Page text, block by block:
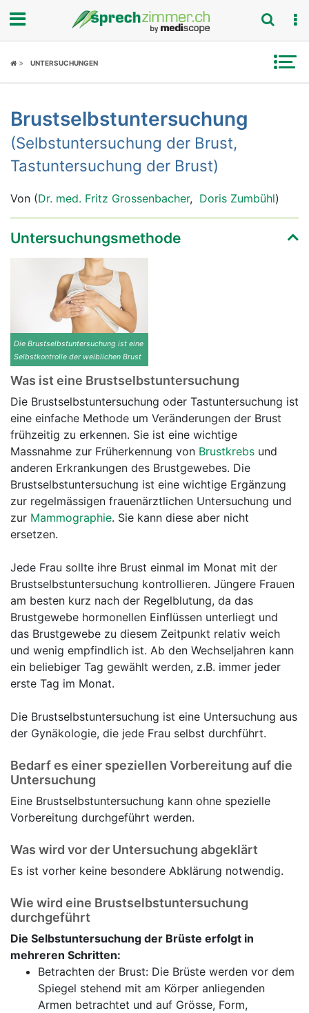
Fokus
Symptome
Untersuchungen
News
Ratgeber
Rubriken
UNTERSUCHUNGEN
Brustselbstuntersuchung
(Selbstuntersuchung der Brust,
Tastuntersuchung der Brust)
Von (Dr. med. Fritz Grossenbacher, Doris Zumbühl)
Untersuchungsmethode
Die Brustselbstuntersuchung ist eine
Selbstkontrolle der weiblichen Brust
Was ist eine Brustselbstuntersuchung
Die Brustselbstuntersuchung oder Tastuntersuchung ist
eine einfache Methode um Veränderungen der Brust
frühzeitig zu erkennen. Sie ist eine wichtige
Massnahme zur Früherkennung von Brustkrebs und
anderen Erkrankungen des Brustgewebes. Die
Brustselbstuntersuchung ist eine wichtige Ergänzung
zur regelmässigen frauenärztlichen Untersuchung und
zur Mammographie. Sie kann diese aber nicht
ersetzen.
Jede Frau sollte ihre Brust einmal im Monat mit der
Brustselbstuntersuchung kontrollieren. Jüngere Frauen
am besten kurz nach der Regelblutung, da das
Brustgewebe hormonellen Einflüssen unterliegt und
das Brustgewebe zu diesem Zeitpunkt relativ weich
und wenig empfindlich ist. Ab den Wechseljahren kann
ein beliebiger Tag gewählt werden, z.B. immer jeder
erste Tag im Monat.
Die Brustselbstuntersuchung ist eine Untersuchung aus
der Gynäkologie, die jede Frau selbst durchführt.
Bedarf es einer speziellen Vorbereitung auf die
Untersuchung
Eine Brustselbstuntersuchung kann ohne spezielle
Vorbereitung durchgeführt werden.
Was wird vor der Untersuchung abgeklärt
Es ist vorher keine besondere Abklärung notwendig.
Wie wird eine Brustselbstuntersuchung
durchgeführt
Die Selbstuntersuchung der Brüste erfolgt in
mehreren Schritten:
Betrachten der Brust: Die Brüste werden vor dem
Spiegel stehend mit am Körper anliegenden
Armen betrachtet und auf Grösse, Form,